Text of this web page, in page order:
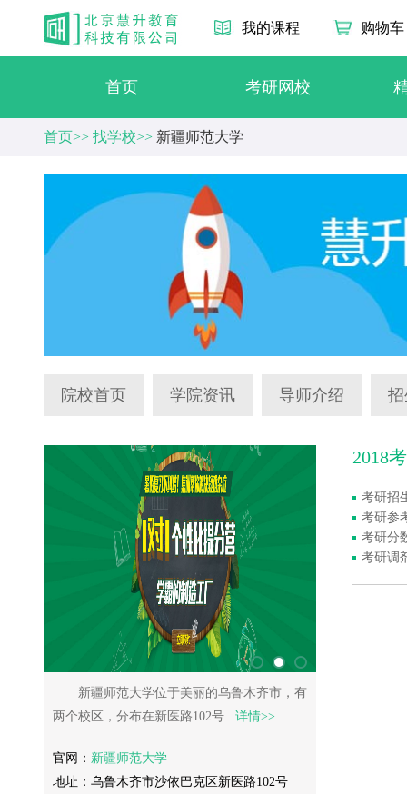
我的课程 购物车
首页 考研网校
首页>> 找学校>> 新疆师范大学
院校首页 学院资讯 导师介绍
新疆师范大学位于美丽的乌鲁木齐市，有
两个校区，分布在新医路102号...详情>>
官网： 新疆师范大学
地址：乌鲁木齐市沙依巴克区新医路102号
2018
考研招
考研参
考研分
考研调